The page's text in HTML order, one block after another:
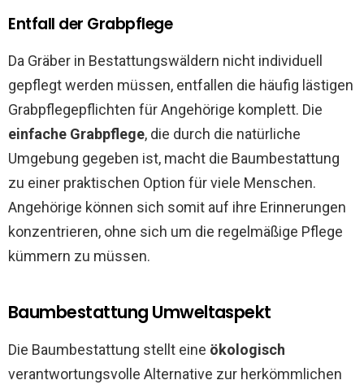
Entfall der Grabpflege
Da Gräber in Bestattungswäldern nicht individuell
gepflegt werden müssen, entfallen die häufig lästigen
Grabpflegepflichten für Angehörige komplett. Die
einfache Grabpflege, die durch die natürliche
Umgebung gegeben ist, macht die Baumbestattung
zu einer praktischen Option für viele Menschen.
Angehörige können sich somit auf ihre Erinnerungen
konzentrieren, ohne sich um die regelmäßige Pflege
kümmern zu müssen.
Baumbestattung Umweltaspekt
Die Baumbestattung stellt eine ökologisch
verantwortungsvolle Alternative zur herkömmlichen